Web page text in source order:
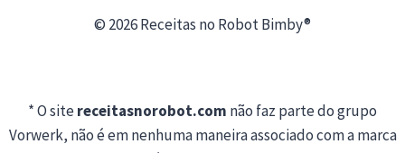
© 2026 Receitas no Robot Bimby®
* O sitereceitasnorobot.com não faz parte do grupo
Vorwerk, não é em nenhuma maneira associado com a marca